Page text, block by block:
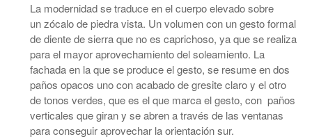
La modernidad se traduce en el cuerpo elevado sobre
un zócalo de piedra vista. Un volumen con un gesto formal
de diente de sierra que no es caprichoso, ya que se realiza
para el mayor aprovechamiento del soleamiento. La
fachada en la que se produce el gesto, se resume en dos
paños opacos uno con acabado de gresite claro y el otro
de tonos verdes, que es el que marca el gesto, con paños
verticales que giran y se abren a través de las ventanas
para conseguir aprovechar la orientación sur.